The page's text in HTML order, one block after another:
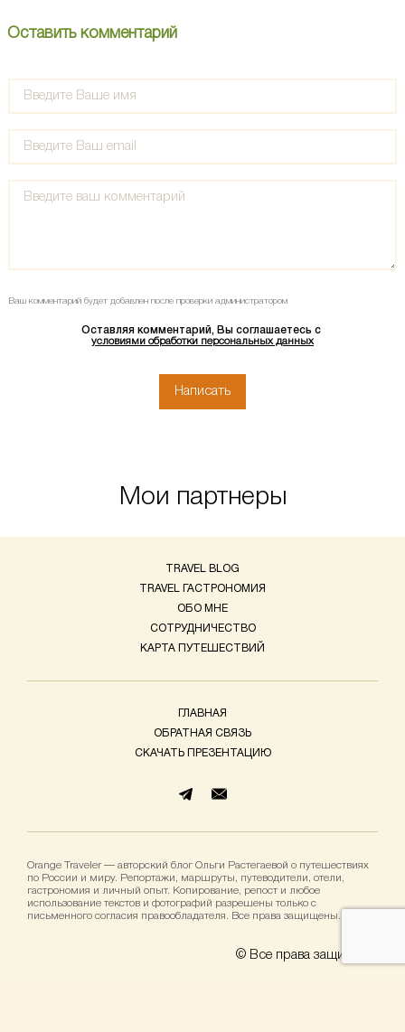
Оставить комментарий
Ваш комментарий будет добавлен после проверки администратором
Оставляя комментарий, Вы соглашаетесь с
условиями обработки персональных данных
Мои партнеры
TRAVEL BLOG
TRAVEL ГАСТРОНОМИЯ
ОБО МНЕ
СОТРУДНИЧЕСТВО
КАРТА ПУТЕШЕСТВИЙ
ГЛАВНАЯ
ОБРАТНАЯ СВЯЗЬ
СКАЧАТЬ ПРЕЗЕНТАЦИЮ
Orange Traveler — авторский блог Ольги Растегаевой о путешествиях
по России и миру. Репортажи, маршруты, путеводители, отели,
гастрономия и личный опыт. Копирование, репост и любое
использование текстов и фотографий разрешены только с
письменного согласия правообладателя. Все права защищены.
© Все права защищены